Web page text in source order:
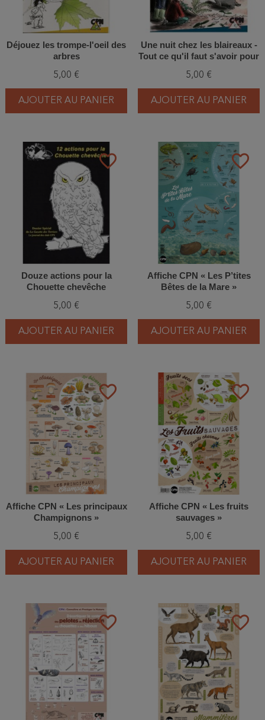
Déjouez les trompe-l'oeil des
arbres
5,00 €
AJOUTER AU PANIER
Une nuit chez les blaireaux -
Tout ce qu'il faut s'avoir pour
5,00 €
AJOUTER AU PANIER
favorite_border
Douze actions pour la
Chouette chevêche
5,00 €
AJOUTER AU PANIER
favorite_border
Affiche CPN « Les P’tites
Bêtes de la Mare »
5,00 €
AJOUTER AU PANIER
favorite_border
Affiche CPN « Les principaux
Champignons »
5,00 €
AJOUTER AU PANIER
favorite_border
Affiche CPN « Les fruits
sauvages »
5,00 €
AJOUTER AU PANIER
favorite_border favorite_border